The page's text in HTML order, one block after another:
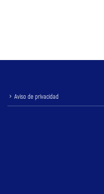
Aviso de privacidad